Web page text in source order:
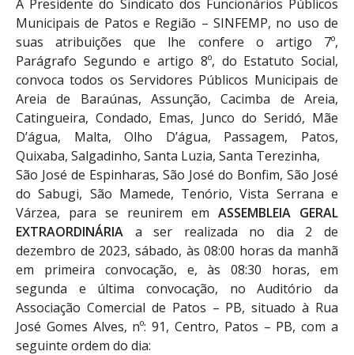
A Presidente do Sindicato dos Funcionários Públicos
Municipais de Patos e Região – SINFEMP, no uso de
suas atribuições que lhe confere o artigo 7º,
Parágrafo Segundo e artigo 8º, do Estatuto Social,
convoca todos os Servidores Públicos Municipais de
Areia de Baraúnas, Assunção, Cacimba de Areia,
Catingueira, Condado, Emas, Junco do Seridó, Mãe
D’água, Malta, Olho D’água, Passagem, Patos,
Quixaba, Salgadinho, Santa Luzia, Santa Terezinha,
São José de Espinharas, São José do Bonfim, São José
do Sabugi, São Mamede, Tenório, Vista Serrana e
Várzea, para se reunirem em ASSEMBLEIA GERAL
EXTRAORDINÁRIA a ser realizada no dia 2 de
dezembro de 2023, sábado, às 08:00 horas da manhã
em primeira convocação, e, às 08:30 horas, em
segunda e última convocação, no Auditório da
Associação Comercial de Patos – PB, situado à Rua
José Gomes Alves, nº: 91, Centro, Patos – PB, com a
seguinte ordem do dia: